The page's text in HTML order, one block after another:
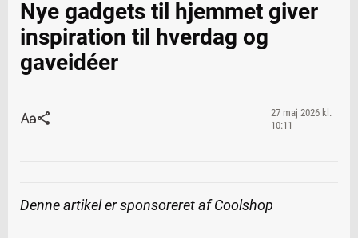
Nye gadgets til hjemmet giver
inspiration til hverdag og
gaveidéer
27 maj 2026 kl.
10:11
Denne artikel er sponsoreret af Coolshop